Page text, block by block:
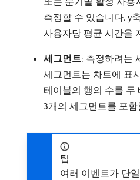
측정할 수 있습니다. y
사용자당 평균 시간을
세그먼트: 측정하려는
세그먼트는 차트에 표
테이블의 행의 수를 두
3개의 세그먼트를 포
팁
여러 이벤트가 단